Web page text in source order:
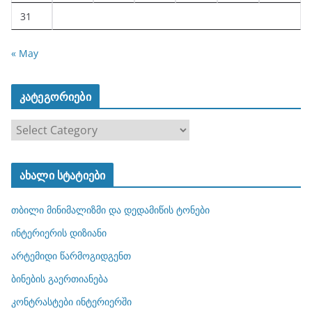
31
« May
კატეგორიები
ტ
ო
რ
ბ
ი
ახალი სტატიები
თბილი მინიმალიზმი და დედამიწის ტონები
ინტერიერის დიზიანი
არტემიდი წარმოგიდგენთ
ბინების გაერთიანება
კონტრასტები ინტერიერში